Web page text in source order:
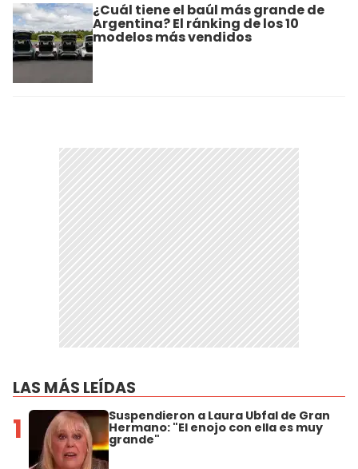
¿Cuál tiene el baúl más grande de
Argentina? El ránking de los 10
modelos más vendidos
LAS MÁS LEÍDAS
1 Suspendieron a Laura Ubfal de Gran
Hermano: "El enojo con ella es muy
grande"